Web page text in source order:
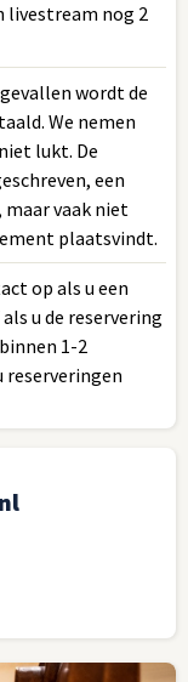
livestream nog 2
wordt de
We nemen
lukt. De
een
maar vaak niet
plaatsvindt.
op als u een
u de reservering
1-2
reserveringen